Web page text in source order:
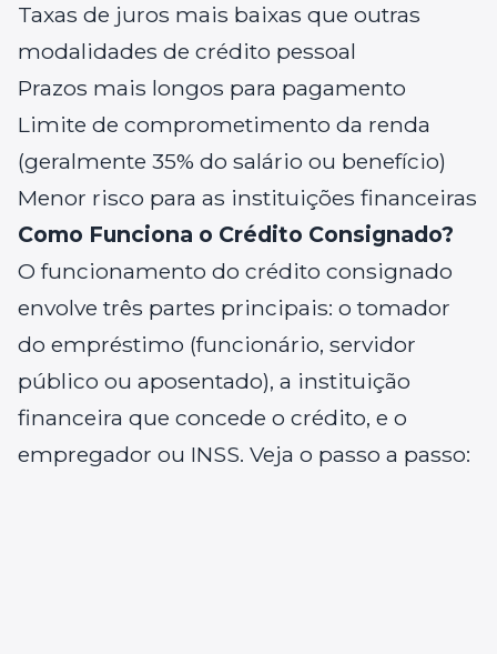
Taxas de juros mais baixas que outras
modalidades de crédito pessoal
Prazos mais longos para pagamento
Limite de comprometimento da renda
(geralmente 35% do salário ou benefício)
Menor risco para as instituições financeiras
Como Funciona o Crédito Consignado?
O funcionamento do crédito consignado
envolve três partes principais: o tomador
do empréstimo (funcionário, servidor
público ou aposentado), a instituição
financeira que concede o crédito, e o
empregador ou INSS. Veja o passo a passo: